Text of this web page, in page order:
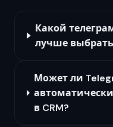
Какой
лучше
Может ли
в CRM?